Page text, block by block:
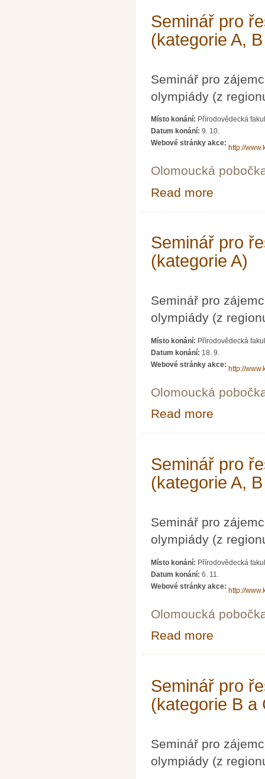
Seminář pro
(kategorie A,
Seminář pro
olympiády (z
Místo konání: Přírodovědecká
Datum konání: 9. 10.
Webové stránky akce:
http://
Olomoucká
Read more
Seminář pro
(kategorie A)
Seminář pro
olympiády (z
Místo konání: Přírodovědecká
Datum konání: 18. 9.
Webové stránky akce:
http://
Olomoucká
Read more
Seminář pro
(kategorie A,
Seminář pro
olympiády (z
Místo konání: Přírodovědecká
Datum konání: 6. 11.
Webové stránky akce:
http://
Olomoucká
Read more
Seminář pro
(kategorie B a
Seminář pro
olympiády (z